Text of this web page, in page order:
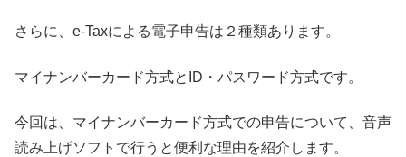
さらに、e-Taxによる電子申告は２種類あります。
マイナンバーカード方式とID・パスワード方式です。
今回は、マイナンバーカード方式での申告について、音声
読み上げソフトで行うと便利な理由を紹介します。